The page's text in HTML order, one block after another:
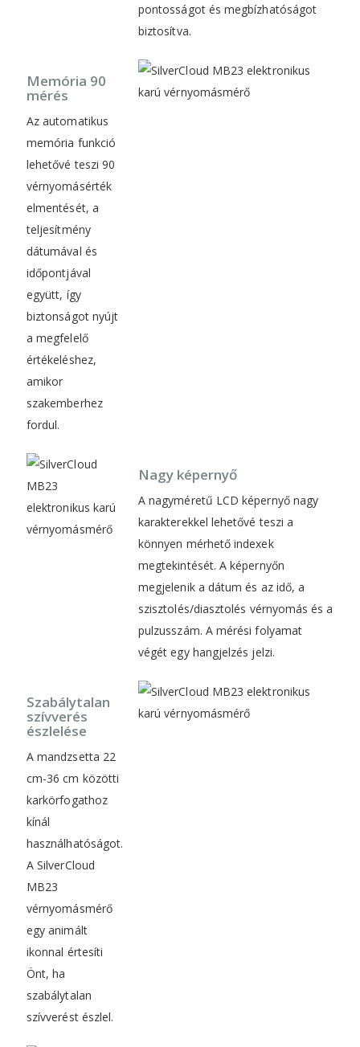
pontosságot és megbízhatóságot
biztosítva.
Memória 90
mérés
Az automatikus
memória funkció
lehetővé teszi 90
vérnyomásérték
elmentését, a
teljesítmény
dátumával és
időpontjával
együtt, így
biztonságot nyújt
a megfelelő
értékeléshez,
amikor
szakemberhez
fordul.
Nagy képernyő
A nagyméretű LCD képernyő nagy
karakterekkel lehetővé teszi a
könnyen mérhető indexek
megtekintését. A képernyőn
megjelenik a dátum és az idő, a
szisztolés/diasztolés vérnyomás és a
pulzusszám. A mérési folyamat
végét egy hangjelzés jelzi.
Szabálytalan
szívverés
észlelése
A mandzsetta 22
cm-36 cm közötti
karkörfogathoz
kínál
használhatóságot.
A SilverCloud
MB23
vérnyomásmérő
egy animált
ikonnal értesíti
Önt, ha
szabálytalan
szívverést észlel.